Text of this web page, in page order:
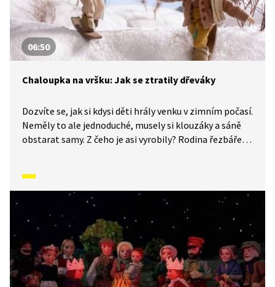
06:50
Chaloupka na vršku: Jak se ztratily dřeváky
Dozvíte se, jak si kdysi děti hrály venku v zimním počasí.
Neměly to ale jednoduché, musely si klouzáky a sáně
obstarat samy. Z čeho je asi vyrobily? Rodina řezbáře
skromné, ale veselé životy v souladu s přírodou. Video
inspirované lidovými zvyky a písněmi navazuje
na poetiku klasických Trnkových filmů.